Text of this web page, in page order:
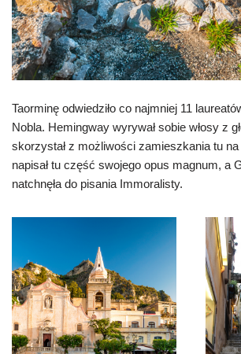
Taorminę odwiedziło co najmniej 11
Nobla. Hemingway wyrywał sobie włosy z
skorzystał z możliwości zamieszkania tu
napisał tu część swojego opus magnum, a
natchnęła do pisania Immoralisty.